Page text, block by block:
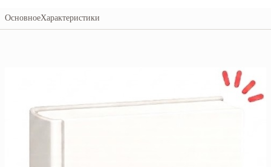
ОсновноеХарактеристики